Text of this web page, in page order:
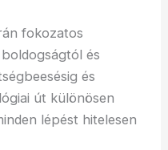
fokozatos
és
és
út különösen
lépést hitelesen